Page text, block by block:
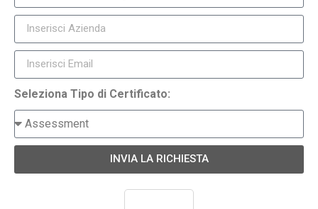
Seleziona Tipo di Certificato:
INVIA LA RICHIESTA